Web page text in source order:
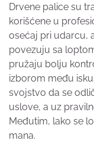
Drvene palice su
korišćene u
osećaj pri udarcu,
povezuju sa
pružaju bolju
izborom među
svojstvo da se
uslove, a uz
Međutim, lako se
mana.